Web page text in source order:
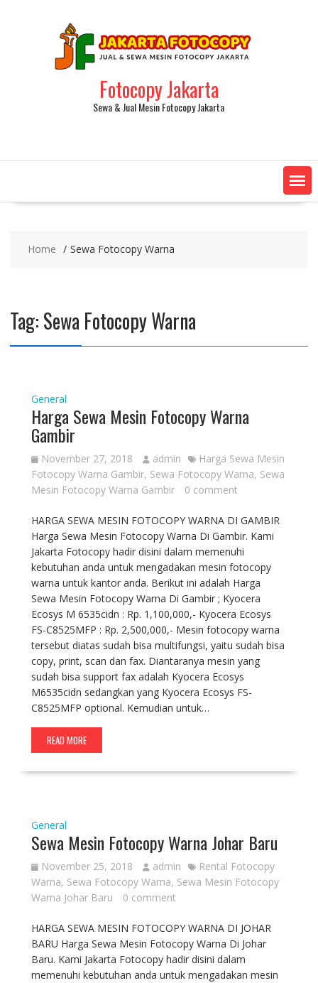
Fotocopy Jakarta
Sewa & Jual Mesin Fotocopy Jakarta
Home Sewa Fotocopy Warna
Tag:Sewa Fotocopy Warna
General
Harga Sewa Mesin Fotocopy Warna
Gambir
November 27, 2018 admin
Harga Sewa Mesin
Fotocopy Warna Gambir, Sewa Fotocopy Warna, Sewa
Mesin Fotocopy Warna Gambir
0 comment
HARGA SEWA MESIN FOTOCOPY WARNA DI GAMBIR
Harga Sewa Mesin Fotocopy Warna Di Gambir. Kami
Jakarta Fotocopy hadir disini dalam memenuhi
kebutuhan anda untuk mengadakan mesin fotocopy
warna untuk kantor anda. Berikut ini adalah Harga
Sewa Mesin Fotocopy Warna Di Gambir ; Kyocera
Ecosys M 6535cidn : Rp. 1,100,000,- Kyocera Ecosys
FS-C8525MFP : Rp. 2,500,000,- Mesin fotocopy warna
tersebut diatas sudah bisa multifungsi, yaitu sudah bisa
copy, print, scan dan fax. Diantaranya mesin yang
sudah bisa support fax adalah Kyocera Ecosys
M6535cidn sedangkan yang Kyocera Ecosys FS-
C8525MFP optional. Kemudian untuk…
READ MORE
General
Sewa Mesin Fotocopy Warna Johar Baru
November 25, 2018 admin
Rental Fotocopy
Warna, Sewa Fotocopy Warna, Sewa Mesin Fotocopy
Warna Johar Baru
0 comment
HARGA SEWA MESIN FOTOCOPY WARNA DI JOHAR
BARU Harga Sewa Mesin Fotocopy Warna Di Johar
Baru. Kami Jakarta Fotocopy hadir disini dalam
memenuhi kebutuhan anda untuk mengadakan mesin